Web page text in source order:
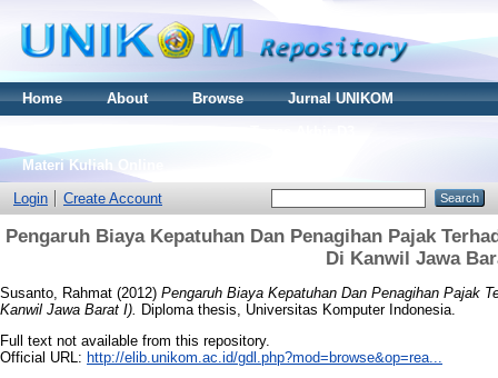
Home About Browse
Jurnal UNIKOM
Materi Kuliah Online
Login
Create Account
Pengaruh Biaya Kepatuhan Dan Penagihan Pajak
Di Kanwil Jawa
Susanto, Rahmat (2012) Pengaruh Biaya Kepatuhan Dan Penagihan Pajak
Kanwil Jawa Barat I).
Diploma thesis, Universitas Komputer Indonesia.
Full text not available from this repository.
Official URL: http://elib.unikom.ac.id/gdl.php?mod=browse&op=rea...